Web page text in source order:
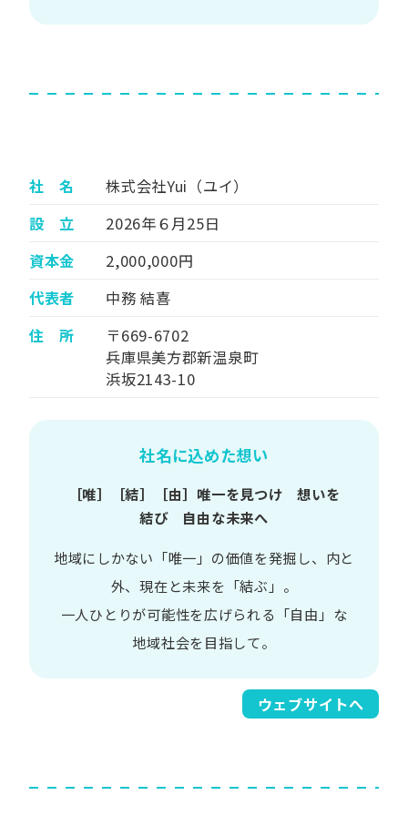
社 名
株式会社Yui（ユイ）
設 立
2026年６月25日
資本金
2,000,000円
代表者
中務 結喜
住 所
〒669-6702
兵庫県美方郡新温泉町
浜坂2143-10
社名に込めた想い
［唯］​［結］​［由］ 唯一を​見つけ 想いを​
結び 自由な​未来へ
地域に​しかない​「唯一」の​価値を​発掘し、 内と​
外、​現在と​未来を​「結ぶ」。
一人​ひとりが​可能性を​広げられる 「自由」な​
地域社会を​目指して。​
ウェブサイトへ